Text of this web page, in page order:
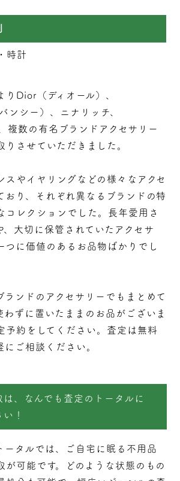
時計
りDior（ディオール）、
ンシー）、ニナリッチ、
複数の有名ブランドアクセサリー
りさせていただきました。
スやイヤリングなどの様々なアクセ
おり、それぞれ異なるブランドの特
コレクションでした。長年愛用さ
、大切に保管されていたアクセサ
つに価値のあるお品物ばかりでし
ランドのアクセサリーでもまとめて
わずに置いたままのお品がございま
予約をしてください。査定は無料
にご相談ください。
、なんでも査定のトータルに
！
ータルでは、ご自宅に眠る不用品
が可能です。どのような状態のもの